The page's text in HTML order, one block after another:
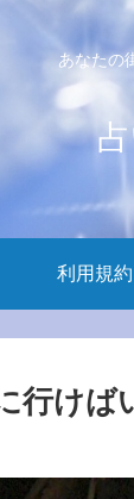
あなたの
利用規約
行けば